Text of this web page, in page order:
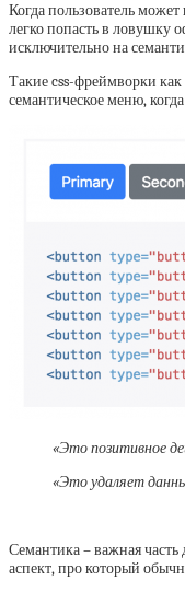
Когда пользователь
легко попасть в ловушку
исключительно на
Такие css-фреймворки
семантическое меню,
«Это позитивное
«Это удаляет
Семантика – важная
аспект, про который